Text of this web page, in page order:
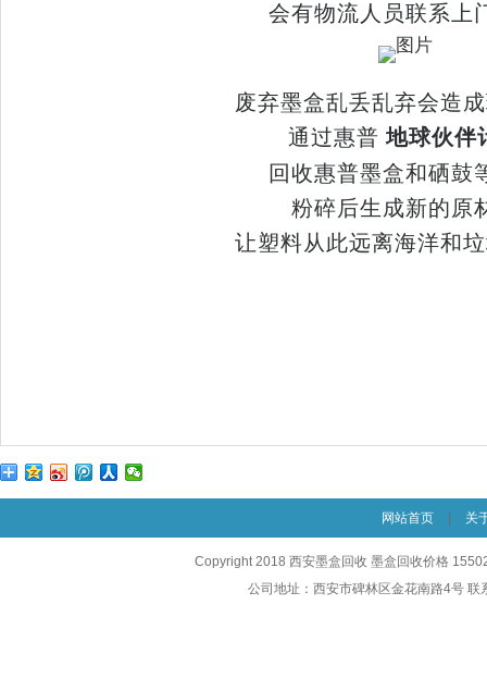
会有物流人员联系上
废弃墨盒乱丢乱弃会造
通过惠普 地球伙伴
回收惠普墨盒和硒鼓
粉碎后生成新的原
让塑料从此远离海洋和
网站首页 关
Copyright 2018 西安墨盒回收 墨盒回收价格
公司地址：西安市碑林区金花南路4号